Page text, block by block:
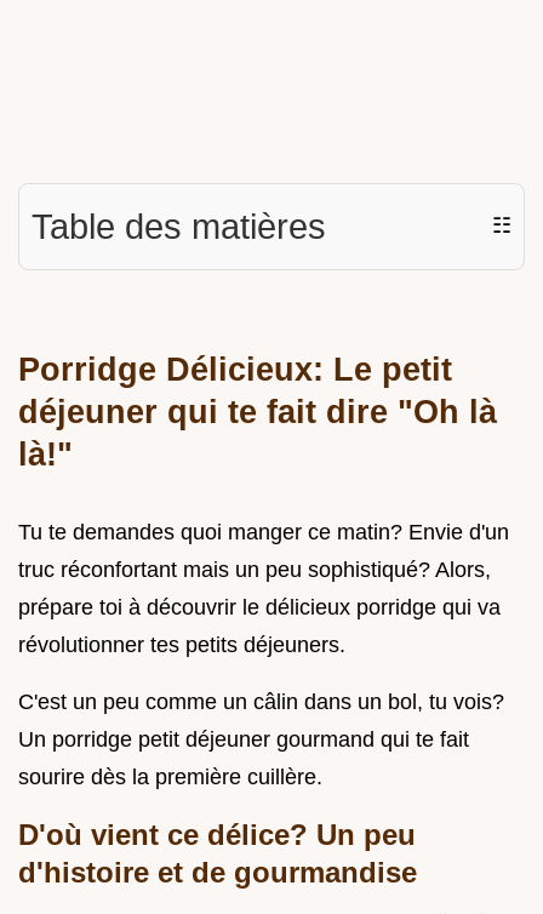
Table des matières ☷
Porridge Délicieux: Le petit
déjeuner qui te fait dire "Oh là
là!"
Tu te demandes quoi manger ce matin? Envie d'un
truc réconfortant mais un peu sophistiqué? Alors,
prépare toi à découvrir le délicieux porridge qui va
révolutionner tes petits déjeuners.
C'est un peu comme un câlin dans un bol, tu vois?
Un porridge petit déjeuner gourmand qui te fait
sourire dès la première cuillère.
D'où vient ce délice? Un peu
d'histoire et de gourmandise